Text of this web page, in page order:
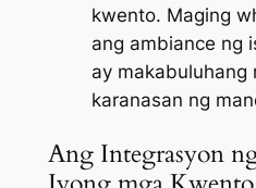
kwento. Maging
ang ambiance ng
ay makabuluhang
karanasan ng
Ang Integrasyon